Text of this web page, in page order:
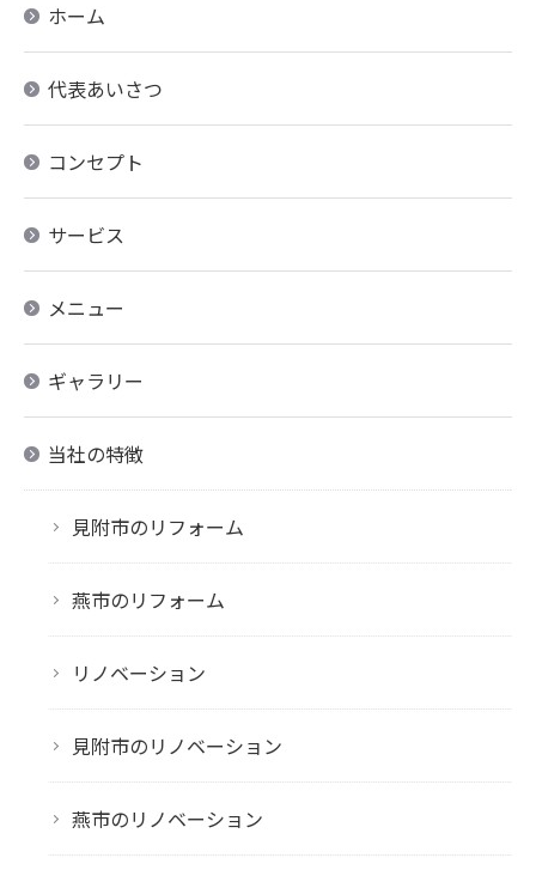
ホーム
代表あいさつ
コンセプト
サービス
メニュー
ギャラリー
当社の特徴
見附市のリフォーム
燕市のリフォーム
リノベーション
見附市のリノベーション
燕市のリノベーション